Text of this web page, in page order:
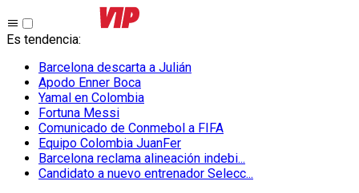
Es tendencia:
Barcelona descarta a Julián
Apodo Enner Boca
Yamal en Colombia
Fortuna Messi
Comunicado de Conmebol a FIFA
Equipo Colombia JuanFer
Barcelona reclama alineación indebi...
Candidato a nuevo entrenador Selecc...